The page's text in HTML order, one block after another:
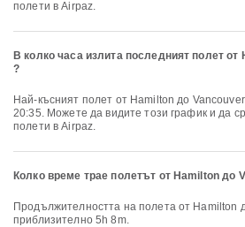
полети в Airpaz.
В колко часа излита последният полет
?
Най-късният полет от Hamilton до Vancouver с Porter Airlines излита в
20:35. Можете да видите този график и да
полети в Airpaz.
Колко време трае полетът от Hamilton до
Продължителността на полета от Hamilton до Vancouver е
приблизително 5h 8m.